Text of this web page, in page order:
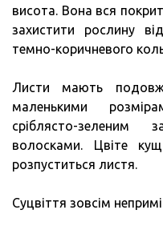
висота. Вона вся
захистити рослину
темно-коричневого
Листи мають
маленькими
сріблясто-зеленим
волосками. Цвіте
розпуститься листя.
Суцвіття зовсім